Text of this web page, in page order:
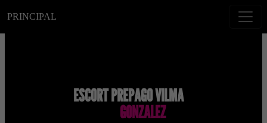
PRINCIPAL
ESCORT PREPAGO VILMA
GONZALEZ